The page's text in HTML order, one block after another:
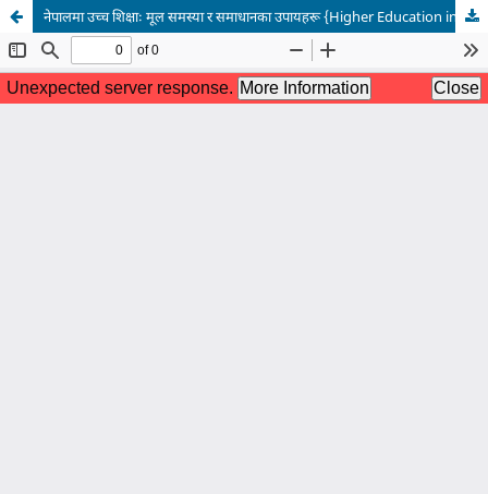
नेपालमा उच्च शिक्षाः मूल समस्या र समाधानका उपायहरू {Higher Education in Nepal: Root Problems and Solutions}